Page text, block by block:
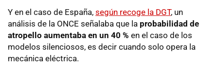
Y en el caso de España, según recoge la DGT, un
análisis de la ONCE señalaba que la probabilidad de
atropello aumentaba en un 40 % en el caso de los
modelos silenciosos, es decir cuando solo opera la
mecánica eléctrica.